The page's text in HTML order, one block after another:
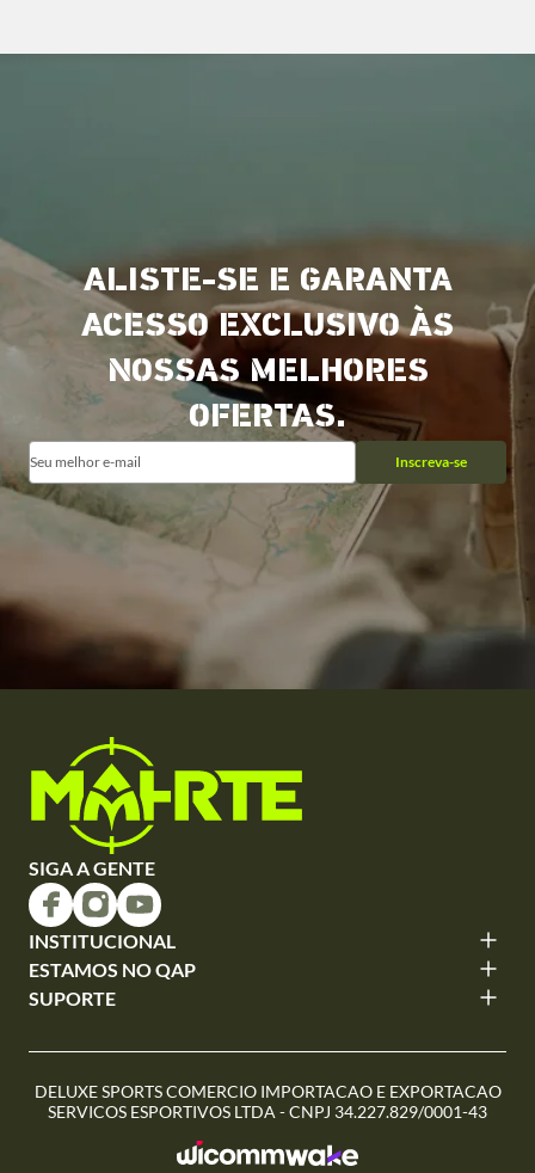
ALISTE-SE E GARANTA
ACESSO EXCLUSIVO ÀS
NOSSAS MELHORES
OFERTAS.
Inscreva-se
SIGA A GENTE
INSTITUCIONAL
ESTAMOS NO QAP
SUPORTE
DELUXE SPORTS COMERCIO IMPORTACAO E EXPORTACAO
SERVICOS ESPORTIVOS LTDA - CNPJ 34.227.829/0001-43